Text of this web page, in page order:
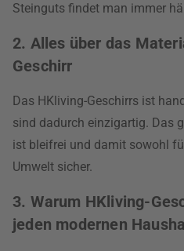
Steinguts findet man immer
2. Alles über das
Geschirr
Das HKliving-Geschirrs ist
sind dadurch einzigartig. Das
ist bleifrei und damit sowohl
Umwelt sicher.
3. Warum HKliving-
jeden modernen